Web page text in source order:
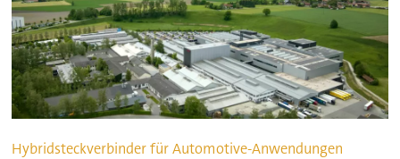
Hybridsteckverbinder für Automotive-Anwendungen